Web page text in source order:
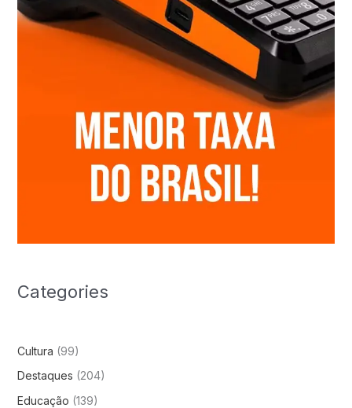
Categories
Cultura (99)
Destaques (204)
Educação (139)